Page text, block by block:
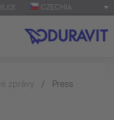
CZECHIA
zprávy
Press